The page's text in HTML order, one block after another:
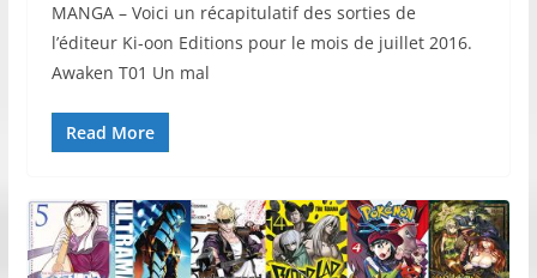
MANGA – Voici un récapitulatif des sorties de
l’éditeur Ki-oon Editions pour le mois de juillet 2016.
Awaken T01 Un mal
Read More